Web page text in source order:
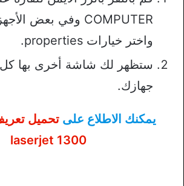
واختر خيارات properties.
ستظهر لك شاشة أخرى بها
جهازك.
يمكنك الاطلاع على
laserjet 1300